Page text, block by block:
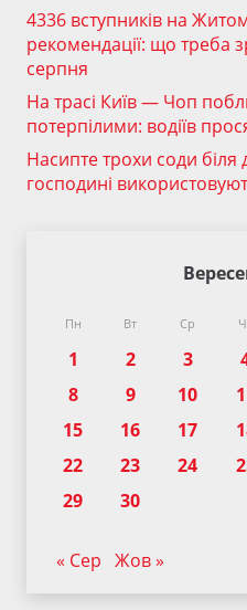
4336 вступників на
рекомендації: що треба
серпня
На трасі Київ — Чоп
потерпілими: водіїв
Насипте трохи соди біля
господині
Пн Вт Ср
1 2 3
8
9 10
15
16 17
22
23 24
29
30
« Сер Жов »